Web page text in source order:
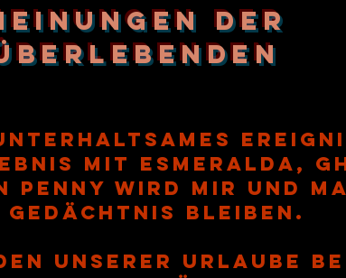
der
unterhaltsames
mit Esmeralda,
Penny wird mir und
Gedächtnis bleiben.
unserer Urlaube